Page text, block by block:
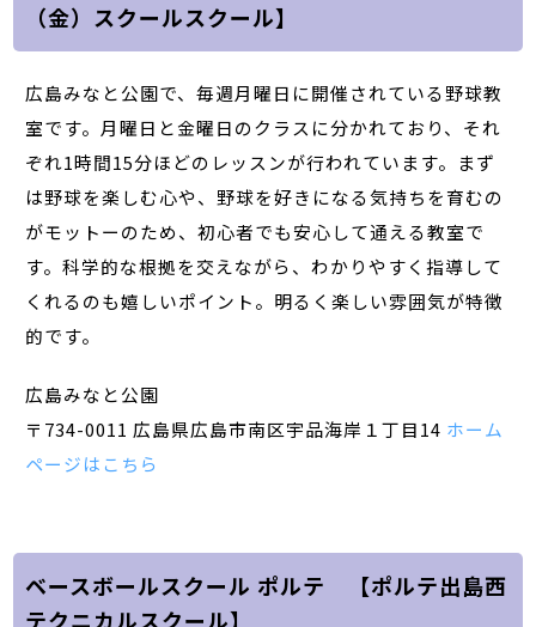
（金）スクールスクール】
広島みなと公園で、毎週月曜日に開催されている野球教
室です。月曜日と金曜日のクラスに分かれており、それ
ぞれ1時間15分ほどのレッスンが行われています。まず
は野球を楽しむ心や、野球を好きになる気持ちを育むの
がモットーのため、初心者でも安心して通える教室で
す。科学的な根拠を交えながら、わかりやすく指導して
くれるのも嬉しいポイント。明るく楽しい雰囲気が特徴
的です。
広島みなと公園
〒734-0011 広島県広島市南区宇品海岸１丁目14 ホーム
ページはこちら
ベースボールスクール ポルテ 【ポルテ出島西
テクニカルスクール】